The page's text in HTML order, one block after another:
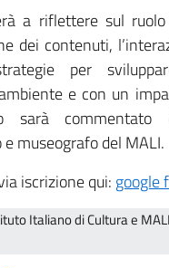
a riflettere sul
dei contenuti,
per
e con un
sarà commentato
museografo del MALI.
iscrizione qui: google
Italiano di Cultura e